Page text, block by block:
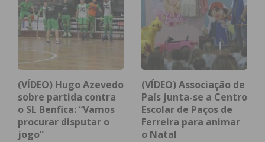
condições
(VÍDEO) Hugo Azevedo
sobre partida contra
o SL Benfica: “Vamos
procurar disputar o
jogo”
(VÍDEO) Associação de
País junta-se a Centro
Escolar de Paços de
Ferreira para animar
o Natal